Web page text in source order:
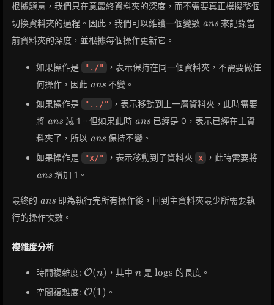
根據題意，我們只在意最終資料夾的深度，而不需要真正模擬整個
切換資料夾的過程。因此，我們可以維護一個變數 \textit{ans}
ans 來記錄當
前資料夾的深度，並根據每個操作更新它。
如果操作是 "./"
，表示保持在同一個資料夾，不需要做任
何操作，因此 \textit{ans}
ans 不變。
如果操作是
"../"
，表示移動到上一層資料夾，此時需要
將 \textit{ans}
ans 減 1。但如果此時 \textit{ans}
ans 已經是 0，表示已經在主資
料夾了，所以 \textit{ans}
ans 保持不變。
如果操作是
"x/" ，表示移動到子資料夾 x ，此時需要將
ans 增加 1。
最終的 \textit{ans}
ans 即為執行完所有操作後，回到主資料夾最少所需要執
行的操作次數。
複雜度分析
時間複雜度: \mathcal{O}
O(n) ，其中n
n 是\text{logs}
logs 的長度。
空間複雜度: \mathcal{O}
O(1) 。